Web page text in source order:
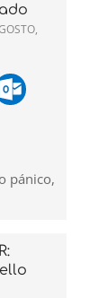
pánico,